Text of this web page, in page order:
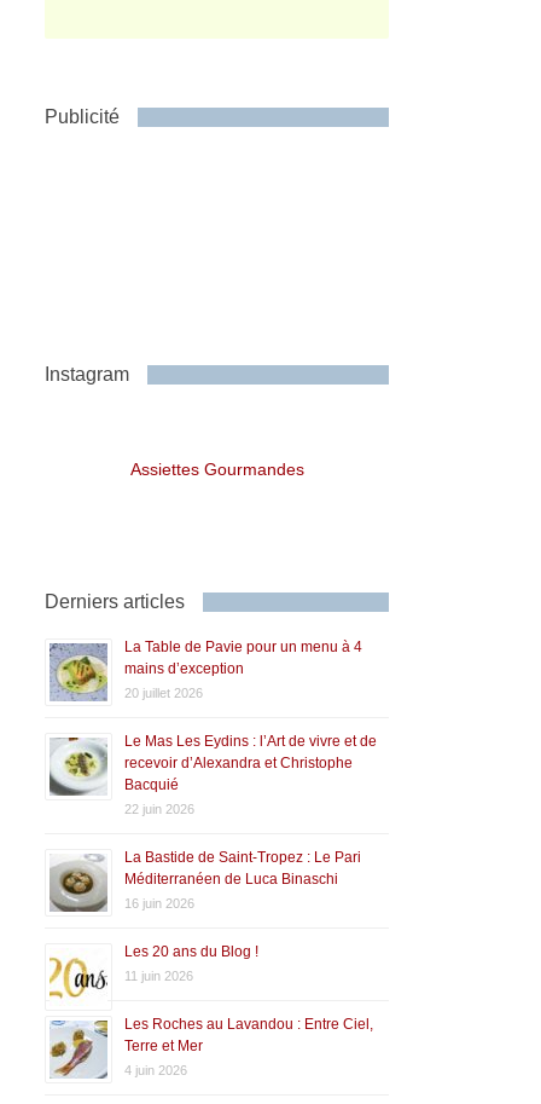
Publicité
Instagram
Assiettes Gourmandes
Derniers articles
La Table de Pavie pour un menu à 4
mains d’exception
20 juillet 2026
Le Mas Les Eydins : l’Art de vivre et de
recevoir d’Alexandra et Christophe
Bacquié
22 juin 2026
La Bastide de Saint-Tropez : Le Pari
Méditerranéen de Luca Binaschi
16 juin 2026
Les 20 ans du Blog !
11 juin 2026
Les Roches au Lavandou : Entre Ciel,
Terre et Mer
4 juin 2026